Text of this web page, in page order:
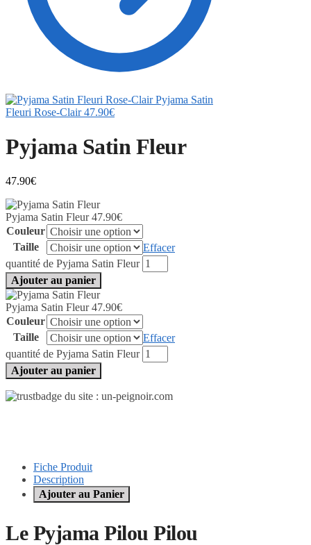
Pyjama Satin
Fleuri Rose-Clair 47.90€
Pyjama Satin Fleur
47.90€
Pyjama Satin Fleur 47.90€
Couleur
Taille
Effacer
quantité de Pyjama Satin Fleur
Ajouter au panier
Pyjama Satin Fleur 47.90€
Couleur
Taille
Effacer
quantité de Pyjama Satin Fleur
Ajouter au panier
Fiche Produit
Description
Ajouter au Panier
Le Pyjama Pilou Pilou